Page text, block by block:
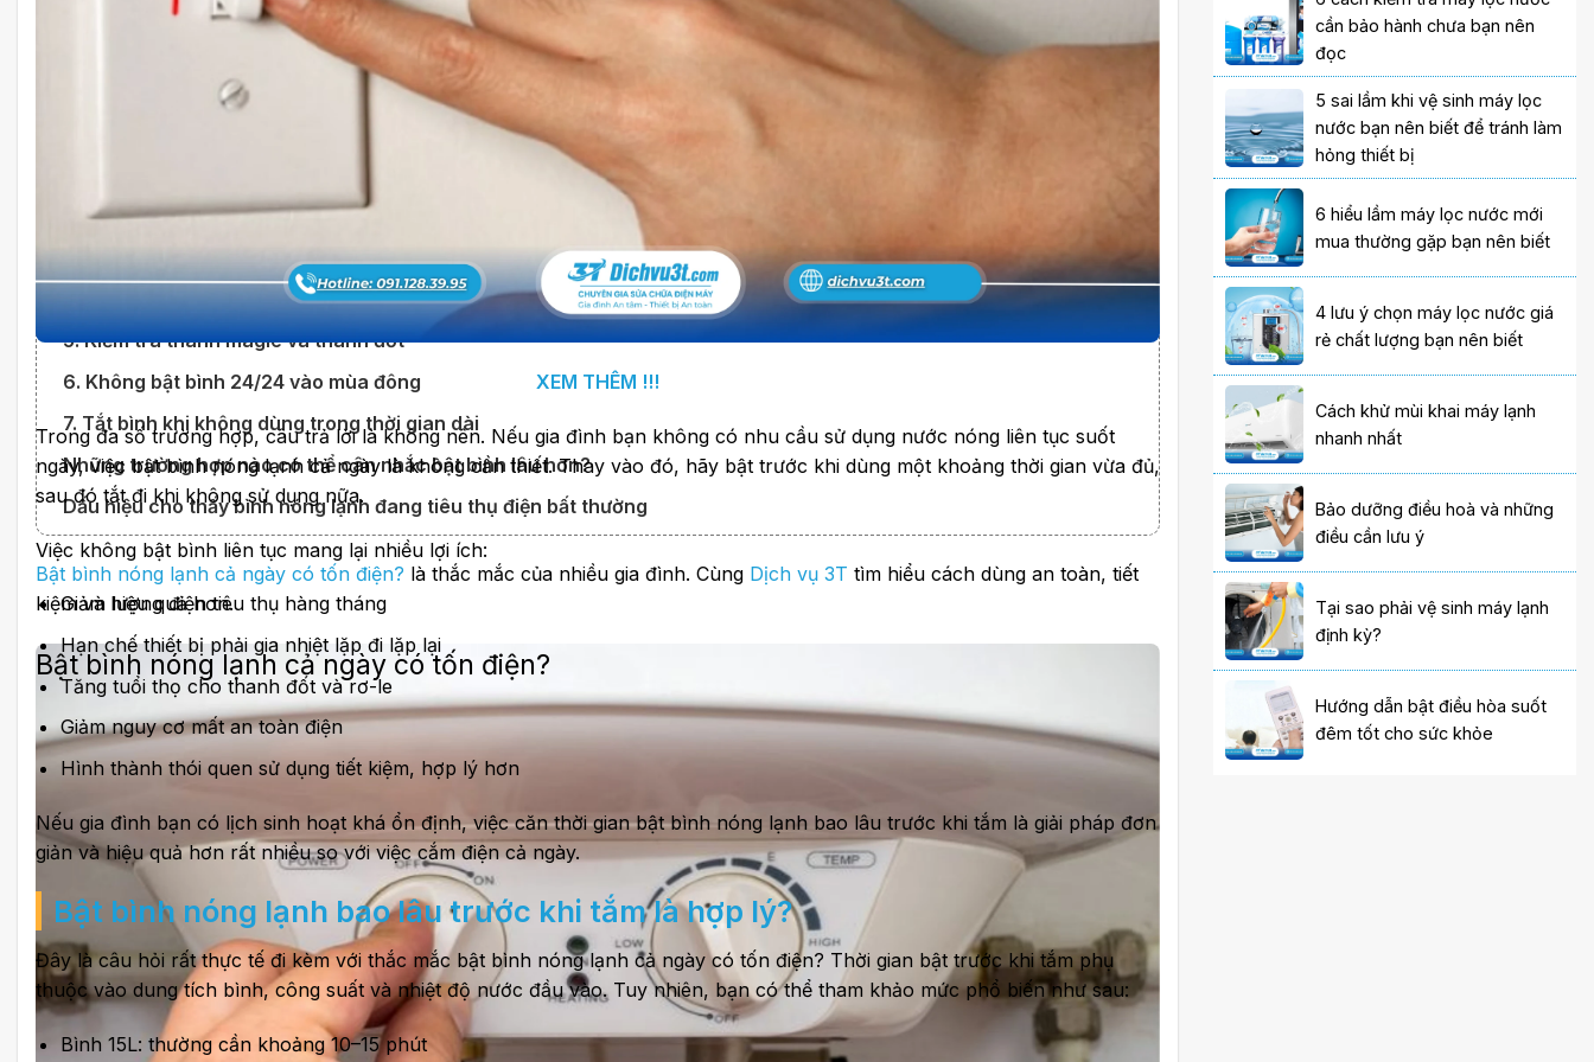
Vậy có nên bật bình nóng lạnh cả ngày không?
Bật bình nóng lạnh bao lâu trước khi tắm là hợp lý?
Cách dùng bình nóng lạnh tiết kiệm điện mà vẫn đủ tiện lợi
2. Chọn nhiệt độ vừa phải
3. Chọn dung tích bình phù hợp với số người sử dụng
4. Vệ sinh, bảo dưỡng định kỳ
5. Kiểm tra thanh magie và thanh đốt
6. Không bật bình 24/24 vào mùa đông
7. Tắt bình khi không dùng trong thời gian dài
Những trường hợp nào có thể cân nhắc bật bình lâu hơn?
Dấu hiệu cho thấy bình nóng lạnh đang tiêu thụ điện bất thường
Làm gì khi bình nóng lạnh nóng chậm, tốn điện hoặc hoạt động bất thường?
Bật bình nóng lạnh cả ngày có tốn điện? là thắc mắc của nhiều gia đình. Cùng Dịch vụ 3T tìm hiểu cách dùng an toàn, tiết
kiệm và hiệu quả hơn.
Bật bình nóng lạnh cả ngày có tốn điện?
XEM THÊM !!!
Trong đa số trường hợp, câu trả lời là không nên. Nếu gia đình bạn không có nhu cầu sử dụng nước nóng liên tục suốt
ngày, việc bật bình nóng lạnh cả ngày là không cần thiết. Thay vào đó, hãy bật trước khi dùng một khoảng thời gian vừa đủ,
sau đó tắt đi khi không sử dụng nữa.
Việc không bật bình liên tục mang lại nhiều lợi ích:
Giảm lượng điện tiêu thụ hàng tháng
Hạn chế thiết bị phải gia nhiệt lặp đi lặp lại
Tăng tuổi thọ cho thanh đốt và rơ-le
Giảm nguy cơ mất an toàn điện
Hình thành thói quen sử dụng tiết kiệm, hợp lý hơn
Nếu gia đình bạn có lịch sinh hoạt khá ổn định, việc căn thời gian bật bình nóng lạnh bao lâu trước khi tắm là giải pháp đơn
giản và hiệu quả hơn rất nhiều so với việc cắm điện cả ngày.
Bật bình nóng lạnh bao lâu trước khi tắm là hợp lý?
Đây là câu hỏi rất thực tế đi kèm với thắc mắc bật bình nóng lạnh cả ngày có tốn điện? Thời gian bật trước khi tắm phụ
thuộc vào dung tích bình, công suất và nhiệt độ nước đầu vào. Tuy nhiên, bạn có thể tham khảo mức phổ biến như sau:
Bình 15L: thường cần khoảng 10–15 phút
cần bảo hành chưa bạn nên
đọc
5 sai lầm khi vệ sinh máy lọc
nước bạn nên biết để tránh làm
hỏng thiết bị
6 hiểu lầm máy lọc nước mới
mua thường gặp bạn nên biết
4 lưu ý chọn máy lọc nước giá
rẻ chất lượng bạn nên biết
Cách khử mùi khai máy lạnh
nhanh nhất
Bảo dưỡng điều hoà và những
điều cần lưu ý
Tại sao phải vệ sinh máy lạnh
định kỳ?
Hướng dẫn bật điều hòa suốt
đêm tốt cho sức khỏe